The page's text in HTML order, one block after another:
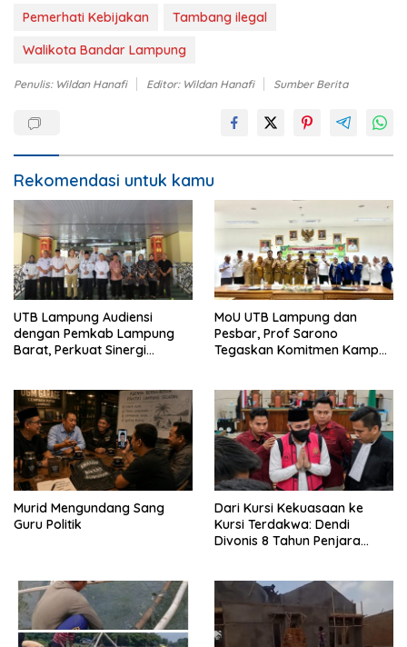
Pemerhati Kebijakan
Tambang ilegal
Walikota Bandar Lampung
Penulis: Wildan Hanafi Editor: Wildan Hanafi Sumber Berita
Rekomendasi untuk kamu
UTB Lampung Audiensi
dengan Pemkab Lampung
Barat, Perkuat Sinergi
MoU UTB Lampung dan
Pesbar, Prof Sarono
Tegaskan Komitmen Kampus
Murid Mengundang Sang
Guru Politik
Dari Kursi Kekuasaan ke
Kursi Terdakwa: Dendi
Divonis 8 Tahun Penjara